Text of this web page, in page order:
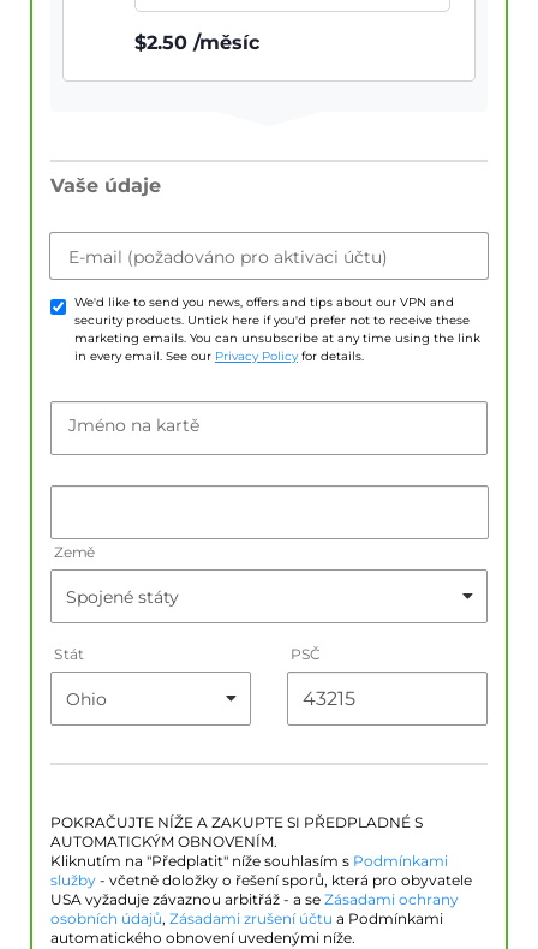
$2.50 /měsíc
Vaše údaje
E-mail (požadováno pro aktivaci účtu)
We'd like to send you news, offers and tips about our VPN and
security products. Untick here if you'd prefer not to receive these
marketing emails. You can unsubscribe at any time using the link
in every email. See our Privacy Policy for details.
Jméno na kartě
Země
Stát PSČ
POKRAČUJTE NÍŽE A ZAKUPTE SI PŘEDPLADNÉ S
AUTOMATICKÝM OBNOVENÍM.
Kliknutím na "Předplatit" níže souhlasím s Podmínkami
služby - včetně doložky o řešení sporů, která pro obyvatele
USA vyžaduje závaznou arbitřáž - a se Zásadami ochrany
osobních údajů, Zásadami zrušení účtu a Podmínkami
automatického obnovení uvedenými níže.